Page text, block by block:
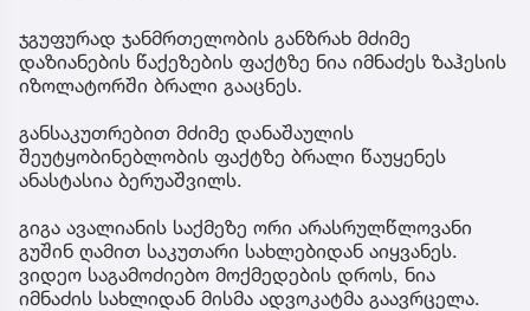
ჯგუფურად ჯანმრთელობის განზრახ მძიმე
დაზიანების წაქეზების ფაქტზე ნია იმნაძეს ზაჰესის
იზოლატორში ბრალი გააცნეს.
განსაკუთრებით მძიმე დანაშაულის
შეუტყობინებლობის ფაქტზე ბრალი წაუყენეს
ანასტასია ბერუაშვილს.
გიგა ავალიანის საქმეზე ორი არასრულწლოვანი
გუშინ ღამით საკუთარი სახლებიდან აიყვანეს.
ვიდეო საგამოძიებო მოქმედების დროს, ნია
იმნაძის სახლიდან მისმა ადვოკატმა გაავრცელა.